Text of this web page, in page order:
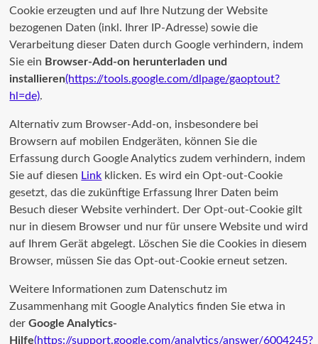
Cookie erzeugten und auf Ihre Nutzung der Website
bezogenen Daten (inkl. Ihrer IP-Adresse) sowie die
Verarbeitung dieser Daten durch Google verhindern, indem
Sie ein Browser-Add-on herunterladen und
installieren(https://tools.google.com/dlpage/gaoptout?
hl=de).
Alternativ zum Browser-Add-on, insbesondere bei
Browsern auf mobilen Endgeräten, können Sie die
Erfassung durch Google Analytics zudem verhindern, indem
Sie auf diesen Link klicken. Es wird ein Opt-out-Cookie
gesetzt, das die zukünftige Erfassung Ihrer Daten beim
Besuch dieser Website verhindert. Der Opt-out-Cookie gilt
nur in diesem Browser und nur für unsere Website und wird
auf Ihrem Gerät abgelegt. Löschen Sie die Cookies in diesem
Browser, müssen Sie das Opt-out-Cookie erneut setzen.
Weitere Informationen zum Datenschutz im
Zusammenhang mit Google Analytics finden Sie etwa in
derGoogle Analytics-
Hilfe(https://support.google.com/analytics/answer/6004245?